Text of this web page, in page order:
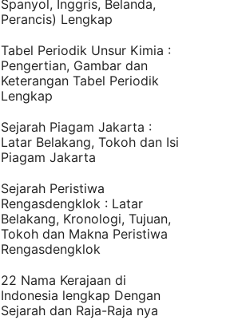
Spanyol, Inggris, Belanda,
Perancis) Lengkap
Tabel Periodik Unsur Kimia :
Pengertian, Gambar dan
Keterangan Tabel Periodik
Lengkap
Sejarah Piagam Jakarta :
Latar Belakang, Tokoh dan Isi
Piagam Jakarta
Sejarah Peristiwa
Rengasdengklok : Latar
Belakang, Kronologi, Tujuan,
Tokoh dan Makna Peristiwa
Rengasdengklok
22 Nama Kerajaan di
Indonesia lengkap Dengan
Sejarah dan Raja-Raja nya